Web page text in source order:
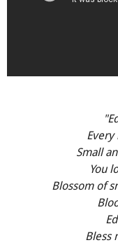
Small
You
Blossom of
Bless